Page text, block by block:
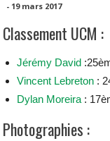
- 19 mars 2017
Classement UCM :
Jérémy David
Vincent Lebreton :
Dylan Moreira :
Photographies :